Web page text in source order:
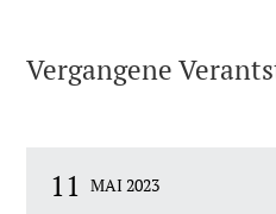
Vergangene
11 MAI 2023